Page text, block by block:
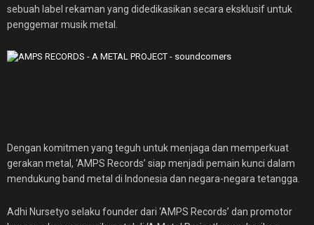
sebuah label rekaman yang didedikasikan secara eksklusif untuk
penggemar musik metal.
Dengan komitmen yang teguh untuk menjaga dan memperkuat
gerakan metal, ‘AMPS Records’ siap menjadi pemain kunci dalam
mendukung band metal di Indonesia dan negara-negara tetangga.
Adhi Nursetyo selaku founder dari ‘AMPS Records’ dan promotor